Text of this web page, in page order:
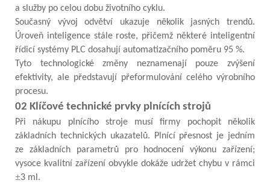
a služby po celou dobu životního cyklu.
Současný vývoj odvětví ukazuje několik jasných trendů.
Úroveň inteligence stále roste, přičemž některé inteligentní
řídicí systémy PLC dosahují automatizačního poměru 95 %.
Tyto technologické změny neznamenají pouze zvýšení
efektivity, ale představují přeformulování celého výrobního
procesu.
02 Klíčové technické prvky plnících strojů
Při nákupu plnícího stroje musí firmy pochopit několik
základních technických ukazatelů. Plnící přesnost je jedním
ze základních parametrů pro hodnocení výkonu zařízení;
vysoce kvalitní zařízení obvykle dokáže udržet chybu v rámci
±3 ml.